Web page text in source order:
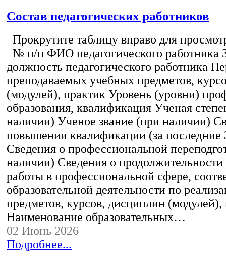
Состав педагогических работников
Прокрутите таблицу вправо для
№ п/п ФИО педагогического работника
должность педагогического работника
преподаваемых учебных предметов,
(модулей), практик Уровень (уровни)
образования, квалификация Ученая
наличии) Ученое звание (при наличии)
повышении квалификации (за последние
Сведения о профессиональной
наличии) Сведения о
работы в профессиональной сфере,
образовательной деятельности по
предметов, курсов, дисциплин (модулей),
Наименование образовательных…
02 Июнь 2026
Подробнее...